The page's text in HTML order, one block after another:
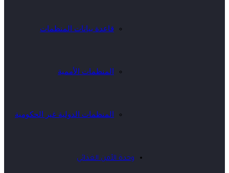
قاعدة بيانات المنظمات
المنظمات الأممية
المنظمات الدولية غير الحكومية
وحدة الأمن الغذائي